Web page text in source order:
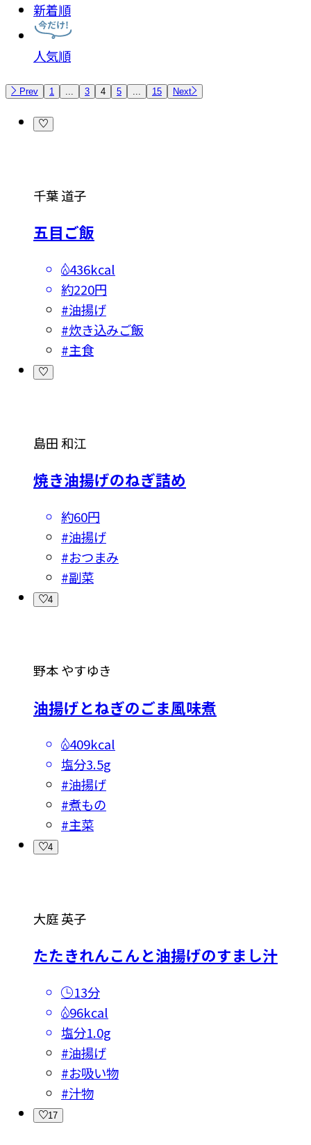
新着順
人気順
Prev 1 3 4 5 15 Next
千葉 道子
五目ご飯
436kcal
約220円
#油揚げ
#炊き込みご飯
#主食
島田 和江
焼き油揚げのねぎ詰め
約60円
#油揚げ
#おつまみ
#副菜
4
野本 やすゆき
油揚げとねぎのごま風味煮
409kcal
塩分3.5g
#油揚げ
#煮もの
#主菜
4
大庭 英子
たたきれんこんと油揚げのすまし汁
13分
96kcal
塩分1.0g
#油揚げ
#お吸い物
#汁物
17